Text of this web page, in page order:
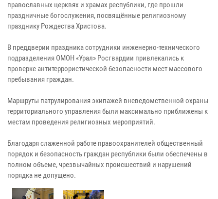
православных церквях и храмах республики, где прошли
праздничные богослужения, посвящённые религиозному
празднику Рождества Христова.
В преддверии праздника сотрудники инженерно-технического
подразделения ОМОН «Урал» Росгвардии привлекались к
проверке антитеррористической безопасности мест массового
пребывания граждан.
Маршруты патрулирования экипажей вневедомственной охраны
территориального управления были максимально приближены к
местам проведения религиозных мероприятий.
Благодаря слаженной работе правоохранителей общественный
порядок и безопасность граждан республики были обеспечены в
полном объеме, чрезвычайных происшествий и нарушений
порядка не допущено.